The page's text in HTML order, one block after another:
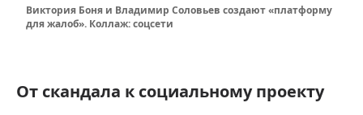
Виктория Боня и Владимир Соловьев создают «платформу
для жалоб». Коллаж: соцсети
От скандала к социальному проекту